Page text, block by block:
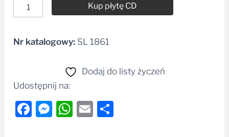
Kup płytę CD
Alternative:
Nr katalogowy: SL 1861
Dodaj do listy życzeń
Udostępnij na:
Facebook
Messenger
WhatsApp
Email